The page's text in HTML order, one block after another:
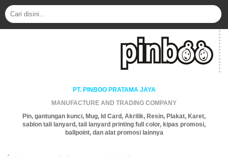
PT. PINBOO PRATAMA JAYA
MANUFACTURE AND TRADING COMPANY
Pin, gantungan kunci, Mug, Id Card, Akrilik, Resin, Plakat, Karet,
sablon tali lanyard, tali lanyard printing full color, kipas promosi,
ballpoint, dan alat promosi lainnya